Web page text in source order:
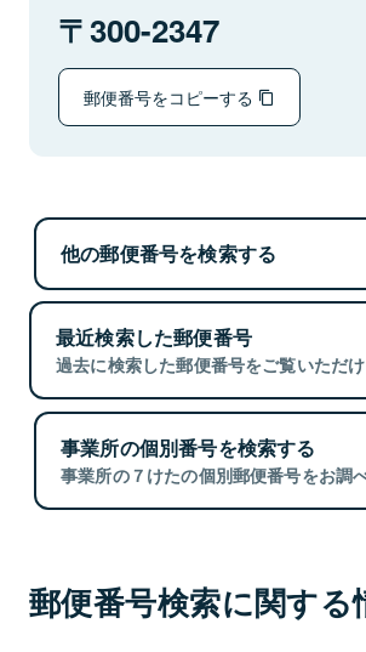
300-2347
郵便番号をコピーする
他の郵便番号を検索する
最近検索した郵便番号
過去に検索した郵便番号をご覧いただけ
事業所の個別番号を検索する
事業所の７けたの個別郵便番号をお調
郵便番号検索に関する